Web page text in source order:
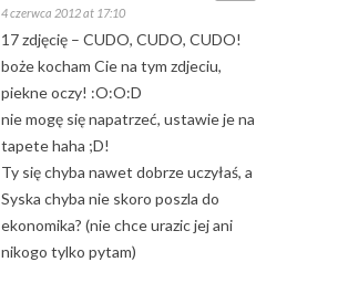
4 czerwca 2012 at 17:10
17 zdjęcię – CUDO, CUDO, CUDO!
boże kocham Cie na tym zdjeciu,
piekne oczy! :O:O:D
nie mogę się napatrzeć, ustawie je na
tapete haha ;D!
Ty się chyba nawet dobrze uczyłaś, a
Syska chyba nie skoro poszla do
ekonomika? (nie chce urazic jej ani
nikogo tylko pytam)